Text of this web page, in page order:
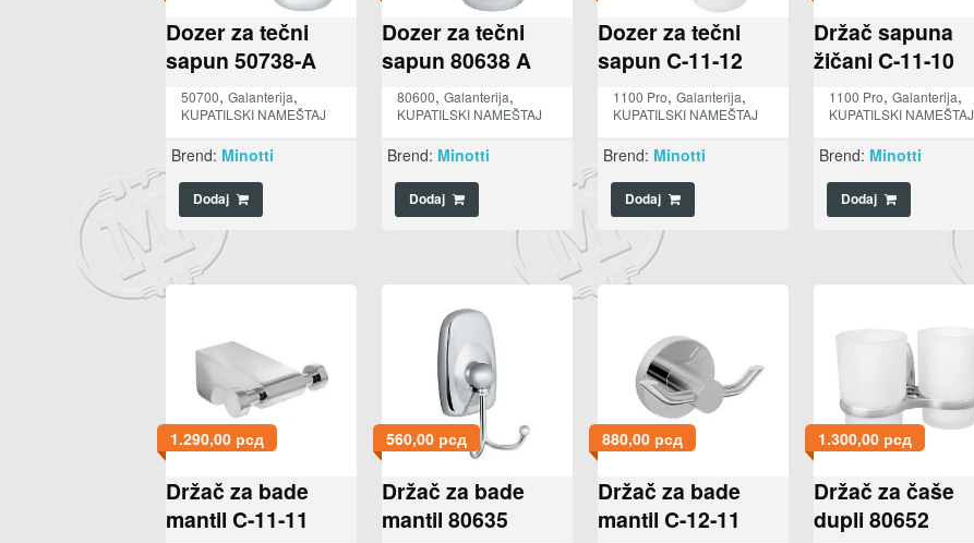
Dozer za tečni
sapun 50738-A
50700, Galanterija,
KUPATILSKI NAMEŠTAJ
Brend: Minotti
Dodaj
Dozer za tečni
sapun 80638 A
80600, Galanterija,
KUPATILSKI NAMEŠTAJ
Brend: Minotti
Dodaj
Dozer za tečni
sapun C-11-12
1100 Pro, Galanterija,
KUPATILSKI NAMEŠTAJ
Brend: Minotti
Dodaj
Držač sapuna
žičani C-11-10
1100 Pro, Galanterija,
KUPATILSKI NAMEŠTAJ
Brend: Minotti
Dodaj
1.290,00 рсд
Držač za bade
mantil C-11-11
560,00 рсд
Držač za bade
mantil 80635
880,00 рсд
Držač za bade
mantil C-12-11
1.300,00 рсд
Držač za čaše
dupli 80652